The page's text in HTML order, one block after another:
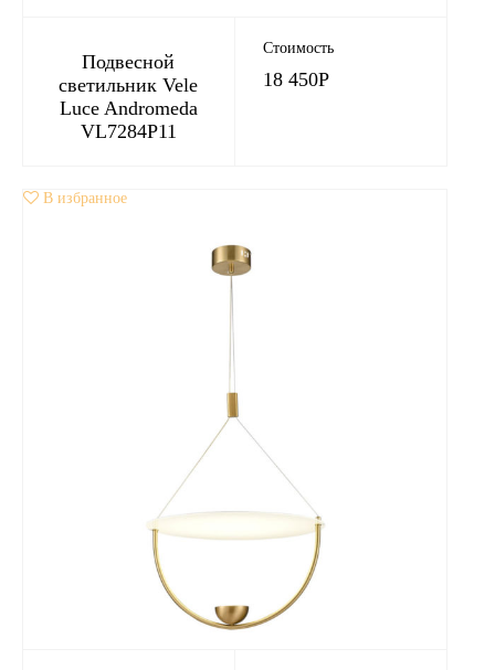
Подвесной
светильник Vele
Luce Andromeda
VL7284P11
Стоимость
18 450Р
В избранное